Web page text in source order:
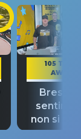
105 TAKE
AWAY
Bresh:
non si
fino alla